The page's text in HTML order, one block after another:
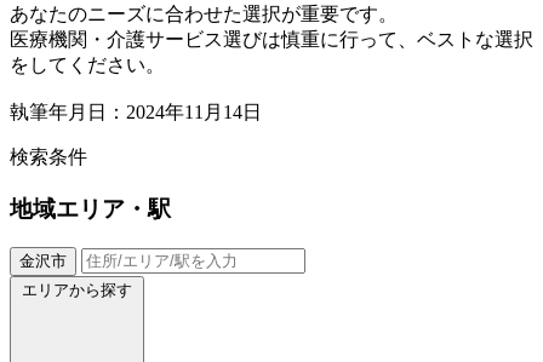
あなたのニーズに合わせた選択が重要です。
医療機関・介護サービス選びは慎重に行って、ベストな選択
をしてください。
執筆年月日：2024年11月14日
検索条件
地域エリア・駅
金沢市
エリアから探す